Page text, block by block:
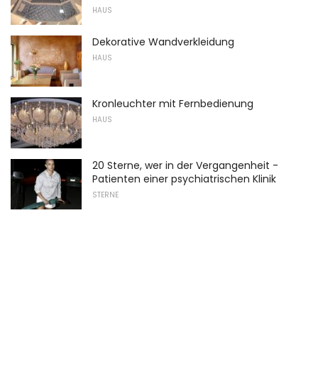
HAUS
Dekorative Wandverkleidung
HAUS
Kronleuchter mit Fernbedienung
HAUS
20 Sterne, wer in der Vergangenheit -
Patienten einer psychiatrischen Klinik
STERNE